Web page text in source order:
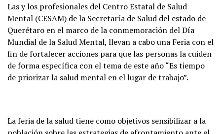
Las y los profesionales del Centro Estatal de Salud
Mental (CESAM) de la Secretaría de Salud del estado de
Querétaro en el marco de la conmemoración del Día
Mundial de la Salud Mental, llevan a cabo una Feria con el
fin de fortalecer acciones para que las personas la cuiden
de forma específica con el tema de este año “Es tiempo
de priorizar la salud mental en el lugar de trabajo”.
La feria de la salud tiene como objetivos sensibilizar a la